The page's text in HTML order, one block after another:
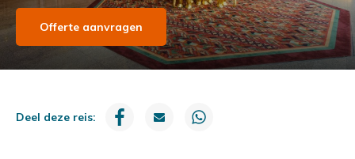
Offerte aanvragen
Deel deze reis: